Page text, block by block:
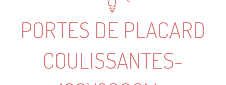
PORTES DE PLACARD
COULISSANTES-